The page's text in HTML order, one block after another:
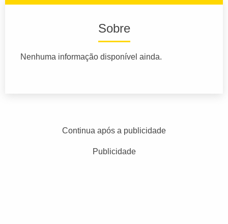
Sobre
Nenhuma informação disponível ainda.
Continua após a publicidade
Publicidade